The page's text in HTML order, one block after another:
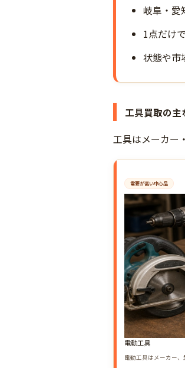
岐阜・愛
1点だけ
状態や市
工具買取の主
工具はメーカー
需要が高い中心品
電動工具
電動工具はメーカー、